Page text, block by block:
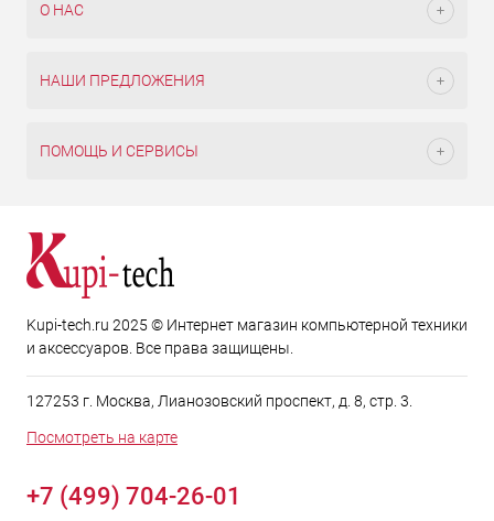
О НАС
НАШИ ПРЕДЛОЖЕНИЯ
ПОМОЩЬ И СЕРВИСЫ
Kupi-tech.ru 2025 © Интернет магазин компьютерной техники
и аксессуаров. Все права защищены.
127253 г. Москва, Лианозовский проспект, д. 8, стр. 3.
Посмотреть на карте
+7 (499) 704-26-01